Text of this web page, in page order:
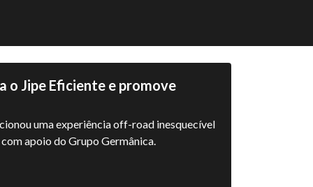
o Jipe Eficiente e promove
uma experiência off-road inesquecível
apoio do Grupo Germânica.